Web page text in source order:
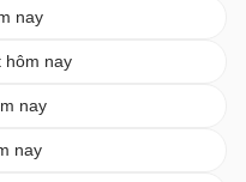
nay
hôm nay
nay
nay